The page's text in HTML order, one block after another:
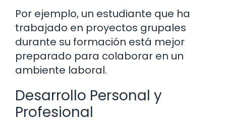
Por ejemplo, un estudiante que ha
trabajado en proyectos grupales
durante su formación está mejor
preparado para colaborar en un
ambiente laboral.
Desarrollo Personal y
Profesional